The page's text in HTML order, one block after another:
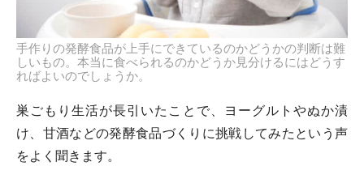
手作りの発酵食品が上手にできているのかどうかの判断は難
しいもの。本当に食べられるのかどうか見分けるにはどうす
ればよいのでしょうか。
巣ごもり生活が長引いたことで、ヨーグルトやぬか漬
け、甘酒などの発酵食品づくりに挑戦してみたという声
をよく聞きます。